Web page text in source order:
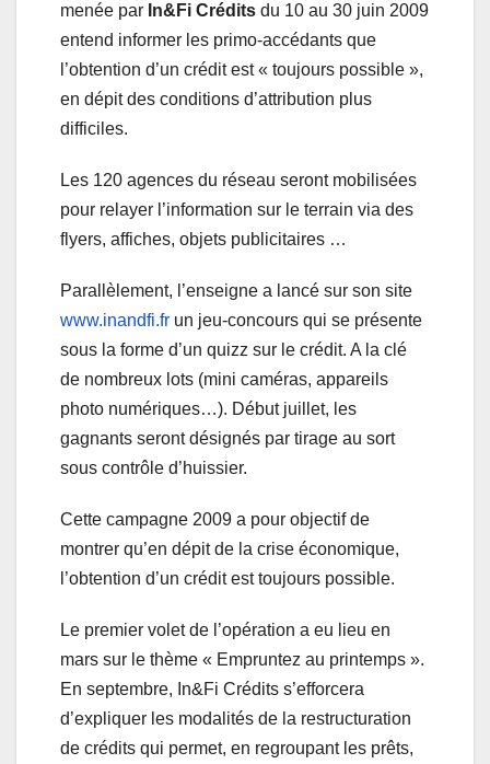
menée par In&Fi Crédits du 10 au 30 juin 2009
entend informer les primo-accédants que
l’obtention d’un crédit est « toujours possible »,
en dépit des conditions d’attribution plus
difficiles.
Les 120 agences du réseau seront mobilisées
pour relayer l’information sur le terrain via des
flyers, affiches, objets publicitaires …
Parallèlement, l’enseigne a lancé sur son site
www.inandfi.fr un jeu-concours qui se présente
sous la forme d’un quizz sur le crédit. A la clé
de nombreux lots (mini caméras, appareils
photo numériques…). Début juillet, les
gagnants seront désignés par tirage au sort
sous contrôle d’huissier.
Cette campagne 2009 a pour objectif de
montrer qu’en dépit de la crise économique,
l’obtention d’un crédit est toujours possible.
Le premier volet de l’opération a eu lieu en
mars sur le thème « Empruntez au printemps ».
En septembre, In&Fi Crédits s’efforcera
d’expliquer les modalités de la restructuration
de crédits qui permet, en regroupant les prêts,